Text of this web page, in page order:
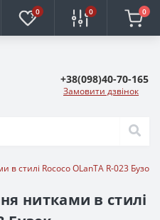
0 0 0
+38(098)40-70-165
Замовити дзвінок
стилі Rococo OLanTА R-023 Бузок
нитками в стилі